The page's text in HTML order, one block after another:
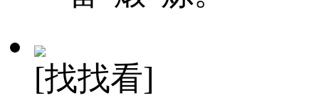
[找找看]